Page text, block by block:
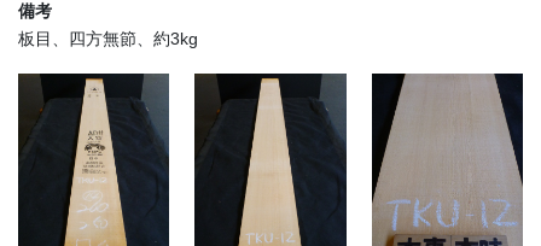
備考
板目、四方無節、約3kg